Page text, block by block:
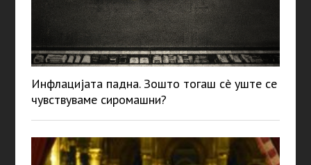
Инфлацијата падна. Зошто тогаш сè уште се
чувствуваме сиромашни?